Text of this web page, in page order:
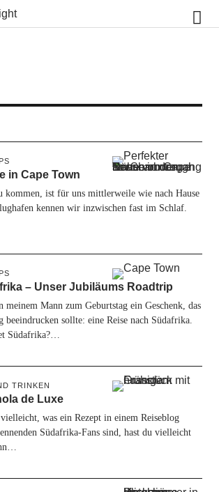
in Cape Town
kommen, ist für uns mittlerweile wie nach Hause
kennen wir inzwischen fast im Schlaf.
– Unser Jubiläums Roadtrip
meinem Mann zum Geburtstag ein Geschenk, das
beeindrucken sollte: eine Reise nach Südafrika.
Südafrika?…
TRINKEN
de Luxe
was ein Rezept in einem Reiseblog
Südafrika-Fans sind, hast du vielleicht